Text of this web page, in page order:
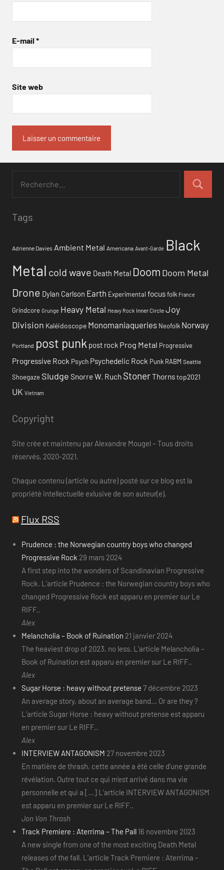
E-mail *
Site web
Tags
Adrienne Davies Ambient Metal Americana Avant-Garde Black
Metal cold wave Death Metal Doom Doom Metal
Drone Dylan Carlson Earth Experimental focusfolk France
Grindcore Grunge Heavy Metal Heavy Rock Inner Circle Joy
Division Kaléidoscope Monomaniaqueries Neofolk Norway
Portland post punk post rock Prog Metal Progressive
Progressive Rock Psych Psychedelic Rock Punk RABM Seattle
Shoegaze Sludge Snorre W. Ruch StonerThornstop2021
UK Vietnam
Copyright
Site crée et maintenu par Alexandre Mougel – Tous droits
réservés, 2020-2021.
Chaque contenu (article ou autre) posté sur ce blog est la
propriété intellectuelle exlusive de son auteur(e).
Flux RSS
Prudence : the Norwegian country boys who changed
Progressive Rock 29 mars 2024
A first step into the wonders of Scandinavian Progressive
Rock. L’article Prudence : the Norwegian country boys who
changed Progressive Rock est apparu en premier sur Le
RIFF..
Alex
Melancholia – Book of Ruination 21 janvier 2024
The heaviest drop of 2023, no less. L’article Melancholia –
Book of Ruination est apparu en premier sur Le RIFF..
Alex
Sugar Horse : heavy without pretense 7 décembre 2023
An average story, about an average band... Or are they ?
L’article Sugar Horse : heavy without pretense est apparu
en premier sur Le RIFF..
Alex
INTERVIEW ANTAGONISM 27 novembre 2023
En matière de thrash, cette année a été celle d’une grande
révélation. Outre tout ce qui m’est arrivé dans ma vie
personnelle et qui a [...] L’article INTERVIEW ANTAGONISM
est apparu en premier sur Le RIFF..
Jon Von Thrash
Track Premiere : Aterrima – The Pall 16 novembre 2023
A new single from one of the most exciting Death Metal
releases of the fall. L’article Track Premiere : Aterrima –